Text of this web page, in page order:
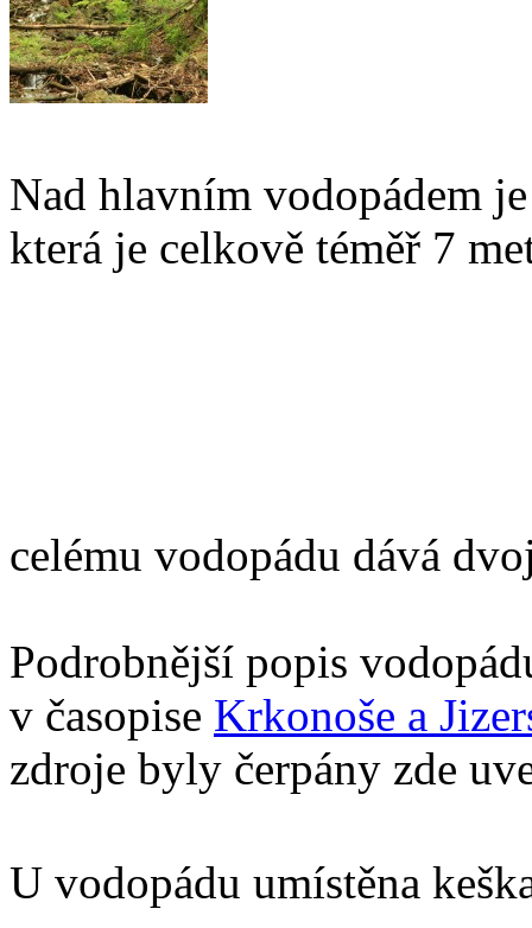
Nad hlavním vodopádem
která je celkově téměř 7
celému vodopádu dává
Podrobnější popis
v časopise Krkonoše a
zdroje byly čerpány zde
U vodopádu umístěna